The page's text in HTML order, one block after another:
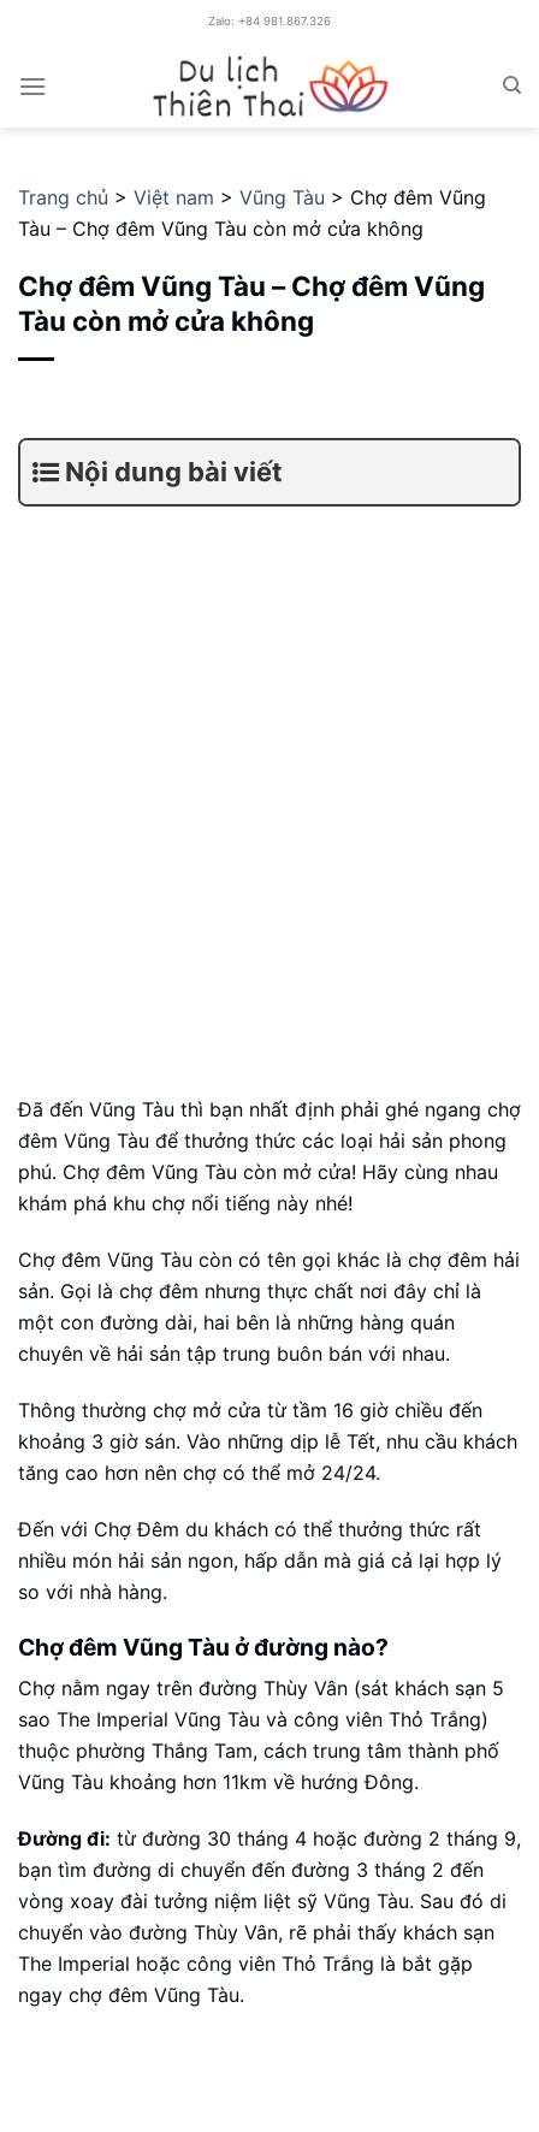
Zalo: +84 981.867.326
Trang chủ > Việt nam > Vũng Tàu > Chợ đêm Vũng
Tàu – Chợ đêm Vũng Tàu còn mở cửa không
Chợ đêm Vũng Tàu – Chợ đêm Vũng
Tàu còn mở cửa không
Nội dung bài viết
Đã đến Vũng Tàu thì bạn nhất định phải ghé ngang chợ
đêm Vũng Tàu để thưởng thức các loại hải sản phong
phú. Chợ đêm Vũng Tàu còn mở cửa! Hãy cùng nhau
khám phá khu chợ nổi tiếng này nhé!
Chợ đêm Vũng Tàu còn có tên gọi khác là chợ đêm hải
sản. Gọi là chợ đêm nhưng thực chất nơi đây chỉ là
một con đường dài, hai bên là những hàng quán
chuyên về hải sản tập trung buôn bán với nhau.
Thông thường chợ mở cửa từ tầm 16 giờ chiều đến
khoảng 3 giờ sán. Vào những dịp lễ Tết, nhu cầu khách
tăng cao hơn nên chợ có thể mở 24/24.
Đến với Chợ Đêm du khách có thể thưởng thức rất
nhiều món hải sản ngon, hấp dẫn mà giá cả lại hợp lý
so với nhà hàng.
Chợ đêm Vũng Tàu ở đường nào?
Chợ nằm ngay trên đường Thùy Vân (sát khách sạn 5
sao The Imperial Vũng Tàu và công viên Thỏ Trắng)
thuộc phường Thắng Tam, cách trung tâm thành phố
Vũng Tàu khoảng hơn 11km về hướng Đông.
Đường đi: từ đường 30 tháng 4 hoặc đường 2 tháng 9,
bạn tìm đường di chuyển đến đường 3 tháng 2 đến
vòng xoay đài tưởng niệm liệt sỹ Vũng Tàu. Sau đó di
chuyển vào đường Thùy Vân, rẽ phải thấy khách sạn
The Imperial hoặc công viên Thỏ Trắng là bắt gặp
ngay chợ đêm Vũng Tàu.